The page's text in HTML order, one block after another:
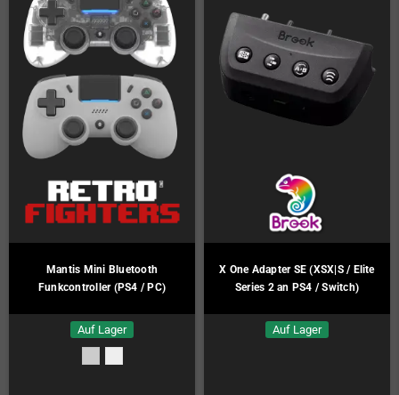
Mantis Mini Bluetooth
Funkcontroller (PS4 / PC)
Auf Lager
X One Adapter SE (XSX|S / Elite
Series 2 an PS4 / Switch)
Auf Lager